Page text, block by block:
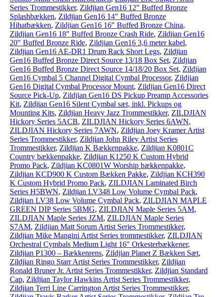
Series Trommestikker, Zildjian Gen16 12″ Buffed Bronze
Splashbækken, Zildjian Gen16 14″ Buffed Bronze
Hihatbækken, Zildjian Gen16 16″ Buffed Bronze China,
Zildjian Gen16 18″ Buffed Bronze Crash Ride, Zildjian Gen16
20″ Buffed Bronze Ride, Zildjian Gen16 3,6 meter kabel,
Zildjian Gen16 AE-DR1 Drum Rack Short Legs, Zildjian
Gen16 Buffed Bronze Direct Source 13/18 Box Set, Zildjian
Gen16 Buffed Bronze Direct Source 14/18/20 Box Set, Zildjian
Gen16 Cymbal 5 Channel Digital Cymbal Processor, Zildjian
Gen16 Digital Cymbal Processor Mount, Zildjian Gen16 Direct
Source Pick-Up, Zildjian Gen16 DS Pickup Preamp Accessories
Kit, Zildjian Gen16 Silent Cymbal sæt, inkl. Pickups og
Mounting Kits, Zildjian Heavy Jazz Trommestikker, ZILDJIAN
Hickory Series 5ACB, ZILDJIAN Hickory Series 6AWN,
ZILDJIAN Hickory Series 7AWN, Zildjian Joey Kramer Artist
Series Trommestikker, Zildjian John Riley Artist Series
Trommestikker, Zildjian K Bækkenpakke, Zildjian K0801C
Country bækkenpakke, Zildjian K1250 K Custom Hybrid
Promo Pack, Zildjian KC0801W Worship bækkenpakke,
Zildjian KCD900 K Custom Bækken Pakke, Zildjian KCH390
K Custom Hybrid Promo Pack, ZILDJIAN Laminated Birch
Series H5BWN, Zildjian LV348 Low Volume Cymbal Pack,
Zildjian LV38 Low Volume Cymbal Pack, ZILDJIAN MAPLE
GREEN DIP Series 5BMG, ZILDJIAN Maple Series 5AM,
ZILDJIAN Maple Series JZM, ZILDJIAN Maple Series
S7AM, Zildjian Matt Sorum Artist Series Trommestikker,
Zildjian Mike Mangini Artist Series trommestikker, ZILDJIAN
Orchestral Cymbals Medium Light 16″ Orkesterbækkener,
Zildjian P1300 – Bækkenrens, Zildjian Planet Z Bækken Sæt,
Zildjian Ringo Starr Artist Series Trommestikker, Zildjian
Ronald Bruner Jr. Artist Series Trommestikker, Zildjian Standard
Cap, Zildjian Taylor Hawkins Artist Series Trommestikker,
Zildjian Terri Line Carrington Artist Series Trommestikker,